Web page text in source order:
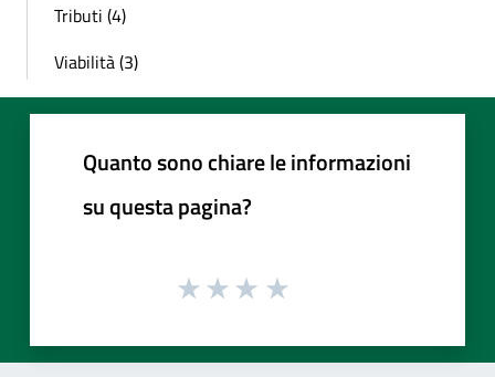
Tributi (4)
Viabilità (3)
Quanto sono chiare le informazioni
su questa pagina?